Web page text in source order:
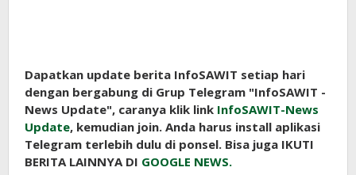
Dapatkan update berita InfoSAWIT setiap hari
dengan bergabung di Grup Telegram "InfoSAWIT -
News Update", caranya klik link InfoSAWIT-News
Update, kemudian join. Anda harus install aplikasi
Telegram terlebih dulu di ponsel. Bisa juga IKUTI
BERITA LAINNYA DI GOOGLE NEWS.